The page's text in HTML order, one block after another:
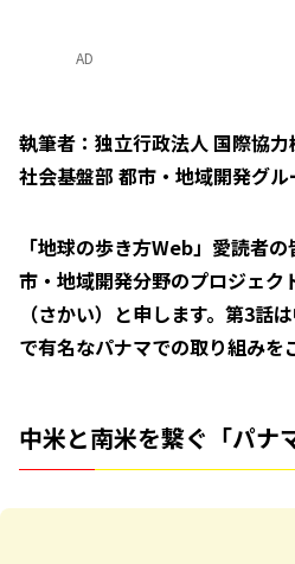
AD
執筆者：独立行政法人 国際協力
社会基盤部 都市・地域開発グ
「地球の歩き方Web」愛読者
市・地域開発分野のプロジェク
（さかい）と申します。第3話
で有名なパナマでの取り組みを
中米と南米を繋ぐ「パナ